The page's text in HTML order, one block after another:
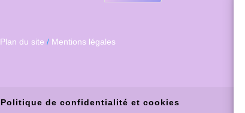
Plan du site / Mentions légales
Politique de confidentialité et cookies